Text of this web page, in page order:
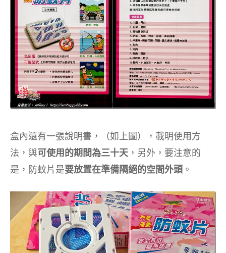
盒內還有一張說明書，（如上圖），載明使用方
法，與可使用的期間為三十天 ，另外，要注意的
是，防蚊片是要放置在準備隔絕的空間外頭 。